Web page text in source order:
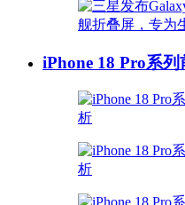
iPhone 18 Pro系